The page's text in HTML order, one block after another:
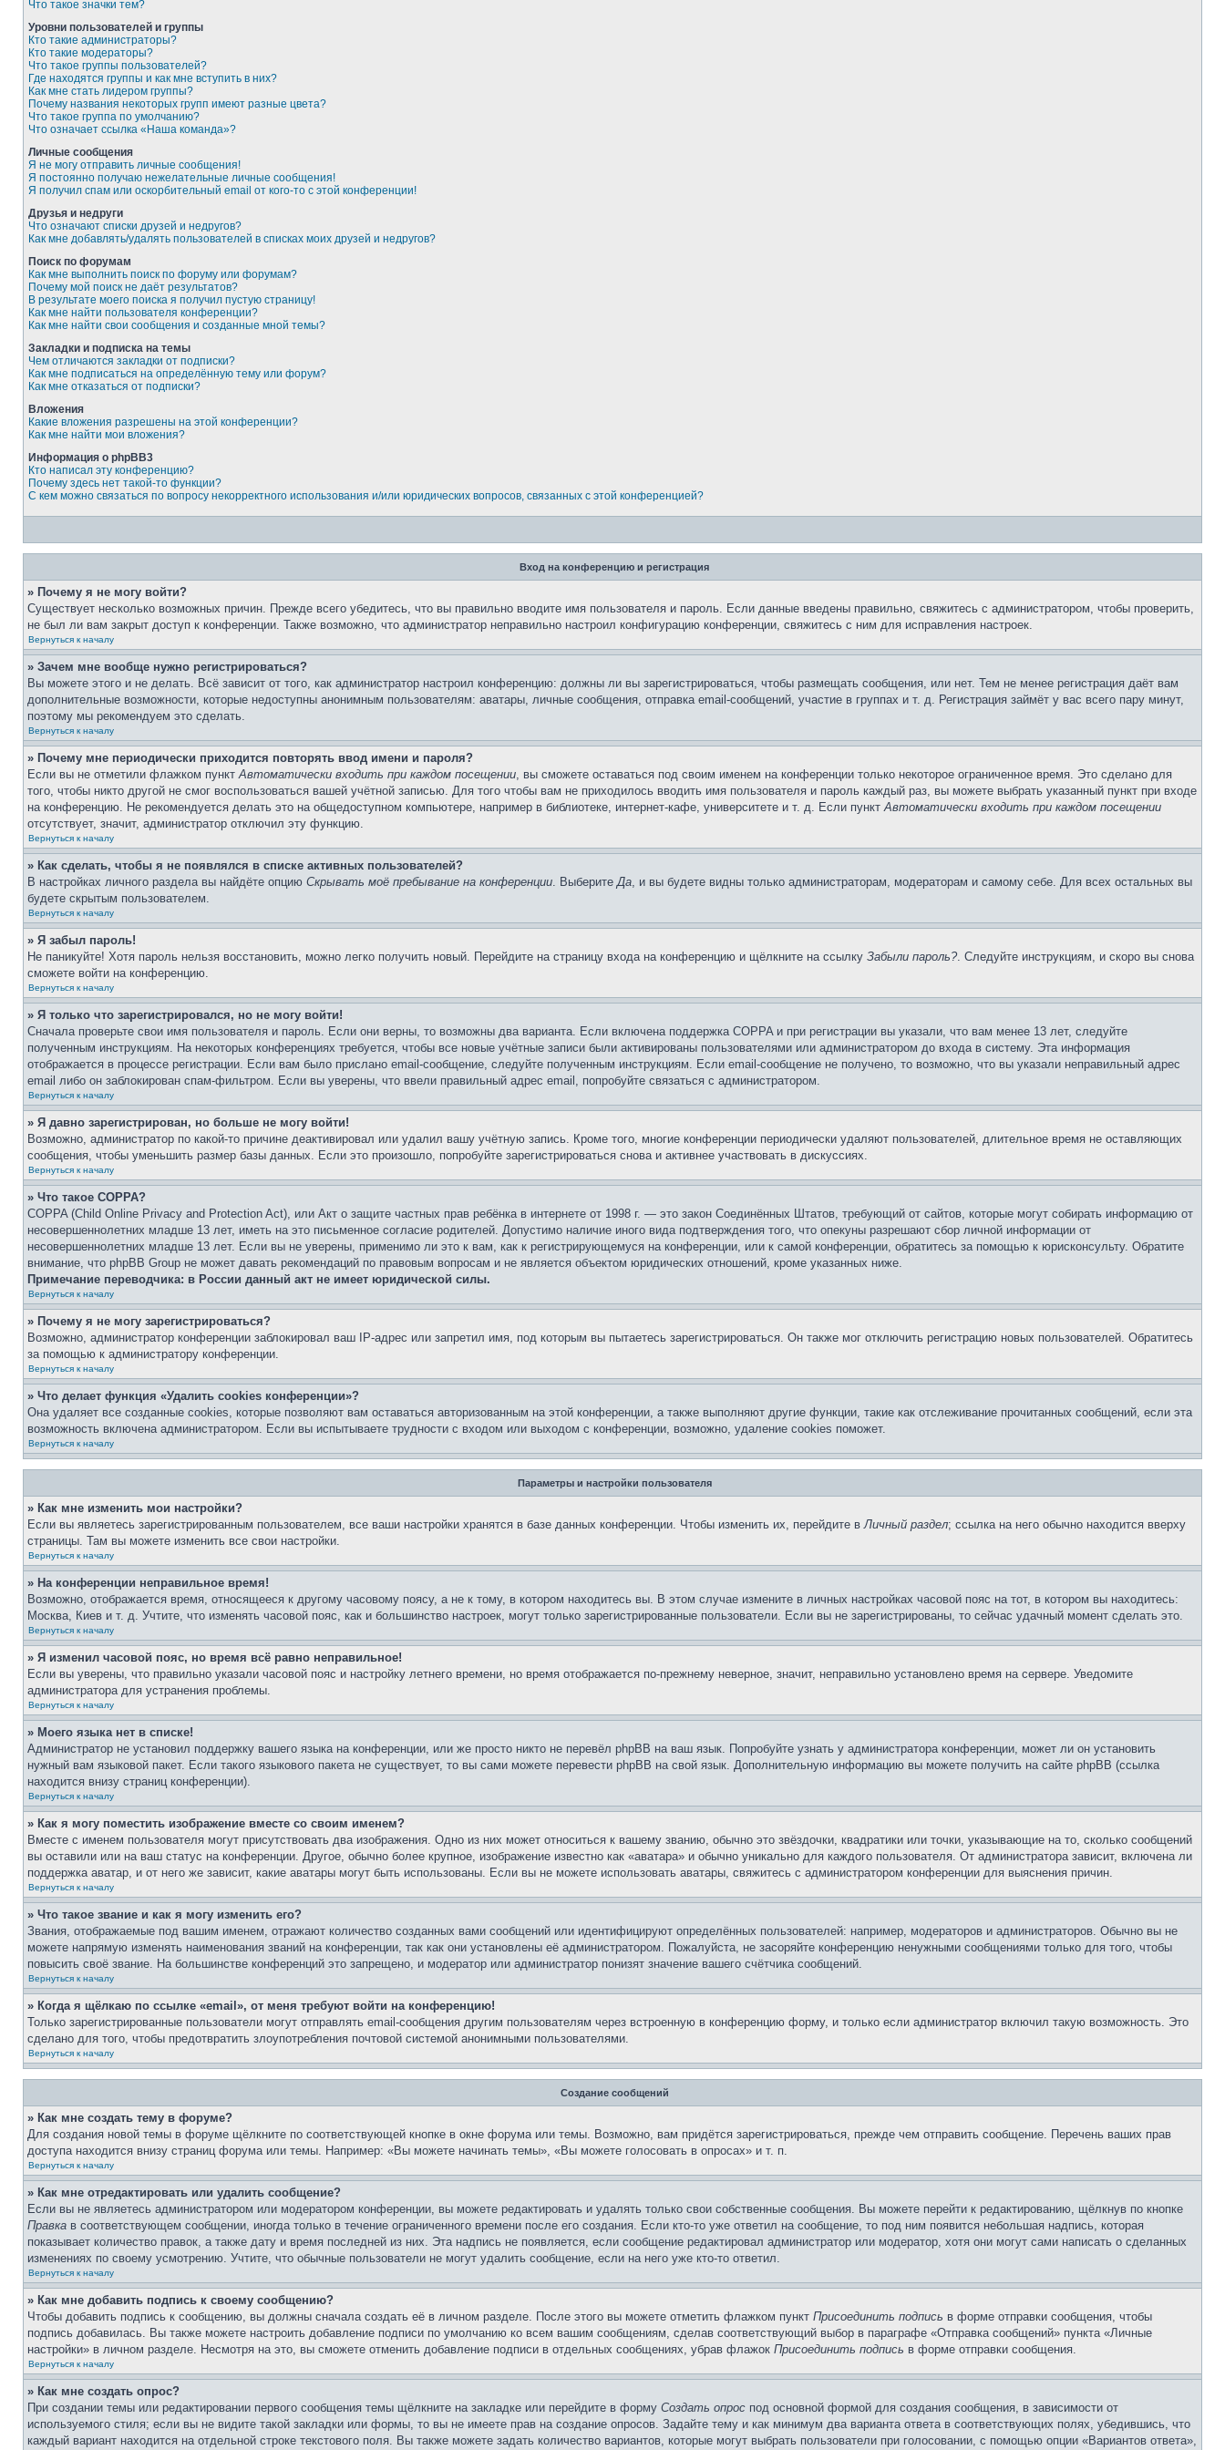
Что такое значки тем?
Уровни пользователей и группы
Кто такие администраторы?
Кто такие модераторы?
Что такое группы пользователей?
Где находятся группы и как мне вступить в них?
Как мне стать лидером группы?
Почему названия некоторых групп имеют разные цвета?
Что такое группа по умолчанию?
Что означает ссылка «Наша команда»?
Личные сообщения
Я не могу отправить личные сообщения!
Я постоянно получаю нежелательные личные сообщения!
Я получил спам или оскорбительный email от кого-то с этой конференции!
Друзья и недруги
Что означают списки друзей и недругов?
Как мне добавлять/удалять пользователей в списках моих друзей и недругов?
Поиск по форумам
Как мне выполнить поиск по форуму или форумам?
Почему мой поиск не даёт результатов?
В результате моего поиска я получил пустую страницу!
Как мне найти пользователя конференции?
Как мне найти свои сообщения и созданные мной темы?
Закладки и подписка на темы
Чем отличаются закладки от подписки?
Как мне подписаться на определённую тему или форум?
Как мне отказаться от подписки?
Вложения
Какие вложения разрешены на этой конференции?
Как мне найти мои вложения?
Информация о phpBB3
Кто написал эту конференцию?
Почему здесь нет такой-то функции?
С кем можно связаться по вопросу некорректного использования и/или юридических вопросов, связанных с этой конференцией?
Вход на конференцию и регистрация
» Почему я не могу войти?
Существует несколько возможных причин. Прежде всего убедитесь, что вы правильно вводите имя пользователя и пароль. Если данные введены правильно, свяжитесь с администратором, чтобы проверить,
не был ли вам закрыт доступ к конференции. Также возможно, что администратор неправильно настроил конфигурацию конференции, свяжитесь с ним для исправления настроек.
Вернуться к началу
» Зачем мне вообще нужно регистрироваться?
Вы можете этого и не делать. Всё зависит от того, как администратор настроил конференцию: должны ли вы зарегистрироваться, чтобы размещать сообщения, или нет. Тем не менее регистрация даёт вам
дополнительные возможности, которые недоступны анонимным пользователям: аватары, личные сообщения, отправка email-сообщений, участие в группах и т. д. Регистрация займёт у вас всего пару минут,
поэтому мы рекомендуем это сделать.
Вернуться к началу
» Почему мне периодически приходится повторять ввод имени и пароля?
Если вы не отметили флажком пунктАвтоматически входить при каждом посещении, вы сможете оставаться под своим именем на конференции только некоторое ограниченное время. Это сделано для
того, чтобы никто другой не смог воспользоваться вашей учётной записью. Для того чтобы вам не приходилось вводить имя пользователя и пароль каждый раз, вы можете выбрать указанный пункт при входе
на конференцию. Не рекомендуется делать это на общедоступном компьютере, например в библиотеке, интернет-кафе, университете и т. д. Если пунктАвтоматически входить при каждом посещении
отсутствует, значит, администратор отключил эту функцию.
Вернуться к началу
» Как сделать, чтобы я не появлялся в списке активных пользователей?
В настройках личного раздела вы найдёте опцию Скрывать моё пребывание на конференции. ВыберитеДа, и вы будете видны только администраторам, модераторам и самому себе. Для всех остальных вы
будете скрытым пользователем.
Вернуться к началу
» Я забыл пароль!
Не паникуйте! Хотя пароль нельзя восстановить, можно легко получить новый. Перейдите на страницу входа на конференцию и щёлкните на ссылку Забыли пароль?. Следуйте инструкциям, и скоро вы снова
сможете войти на конференцию.
Вернуться к началу
» Я только что зарегистрировался, но не могу войти!
Сначала проверьте свои имя пользователя и пароль. Если они верны, то возможны два варианта. Если включена поддержка COPPA и при регистрации вы указали, что вам менее 13 лет, следуйте
полученным инструкциям. На некоторых конференциях требуется, чтобы все новые учётные записи были активированы пользователями или администратором до входа в систему. Эта информация
отображается в процессе регистрации. Если вам было прислано email-сообщение, следуйте полученным инструкциям. Если email-сообщение не получено, то возможно, что вы указали неправильный адрес
email либо он заблокирован спам-фильтром. Если вы уверены, что ввели правильный адрес email, попробуйте связаться с администратором.
Вернуться к началу
» Я давно зарегистрирован, но больше не могу войти!
Возможно, администратор по какой-то причине деактивировал или удалил вашу учётную запись. Кроме того, многие конференции периодически удаляют пользователей, длительное время не оставляющих
сообщения, чтобы уменьшить размер базы данных. Если это произошло, попробуйте зарегистрироваться снова и активнее участвовать в дискуссиях.
Вернуться к началу
» Что такое COPPA?
COPPA (Child Online Privacy and Protection Act), или Акт о защите частных прав ребёнка в интернете от 1998 г. — это закон Соединённых Штатов, требующий от сайтов, которые могут собирать информацию от
несовершеннолетних младше 13 лет, иметь на это письменное согласие родителей. Допустимо наличие иного вида подтверждения того, что опекуны разрешают сбор личной информации от
несовершеннолетних младше 13 лет. Если вы не уверены, применимо ли это к вам, как к регистрирующемуся на конференции, или к самой конференции, обратитесь за помощью к юрисконсульту. Обратите
внимание, что phpBB Group не может давать рекомендаций по правовым вопросам и не является объектом юридических отношений, кроме указанных ниже.
Примечание переводчика: в России данный акт не имеет юридической силы.
Вернуться к началу
» Почему я не могу зарегистрироваться?
Возможно, администратор конференции заблокировал ваш IP-адрес или запретил имя, под которым вы пытаетесь зарегистрироваться. Он также мог отключить регистрацию новых пользователей. Обратитесь
за помощью к администратору конференции.
Вернуться к началу
» Что делает функция «Удалить cookies конференции»?
Она удаляет все созданные cookies, которые позволяют вам оставаться авторизованным на этой конференции, а также выполняют другие функции, такие как отслеживание прочитанных сообщений, если эта
возможность включена администратором. Если вы испытываете трудности с входом или выходом с конференции, возможно, удаление cookies поможет.
Вернуться к началу
Параметры и настройки пользователя
» Как мне изменить мои настройки?
Если вы являетесь зарегистрированным пользователем, все ваши настройки хранятся в базе данных конференции. Чтобы изменить их, перейдите вЛичный раздел; ссылка на него обычно находится вверху
страницы. Там вы можете изменить все свои настройки.
Вернуться к началу
» На конференции неправильное время!
Возможно, отображается время, относящееся к другому часовому поясу, а не к тому, в котором находитесь вы. В этом случае измените в личных настройках часовой пояс на тот, в котором вы находитесь:
Москва, Киев и т. д. Учтите, что изменять часовой пояс, как и большинство настроек, могут только зарегистрированные пользователи. Если вы не зарегистрированы, то сейчас удачный момент сделать это.
Вернуться к началу
» Я изменил часовой пояс, но время всё равно неправильное!
Если вы уверены, что правильно указали часовой пояс и настройку летнего времени, но время отображается по-прежнему неверное, значит, неправильно установлено время на сервере. Уведомите
администратора для устранения проблемы.
Вернуться к началу
» Моего языка нет в списке!
Администратор не установил поддержку вашего языка на конференции, или же просто никто не перевёл phpBB на ваш язык. Попробуйте узнать у администратора конференции, может ли он установить
нужный вам языковой пакет. Если такого языкового пакета не существует, то вы сами можете перевести phpBB на свой язык. Дополнительную информацию вы можете получить на сайте phpBB (ссылка
находится внизу страниц конференции).
Вернуться к началу
» Как я могу поместить изображение вместе со своим именем?
Вместе с именем пользователя могут присутствовать два изображения. Одно из них может относиться к вашему званию, обычно это звёздочки, квадратики или точки, указывающие на то, сколько сообщений
вы оставили или на ваш статус на конференции. Другое, обычно более крупное, изображение известно как «аватара» и обычно уникально для каждого пользователя. От администратора зависит, включена ли
поддержка аватар, и от него же зависит, какие аватары могут быть использованы. Если вы не можете использовать аватары, свяжитесь с администратором конференции для выяснения причин.
Вернуться к началу
» Что такое звание и как я могу изменить его?
Звания, отображаемые под вашим именем, отражают количество созданных вами сообщений или идентифицируют определённых пользователей: например, модераторов и администраторов. Обычно вы не
можете напрямую изменять наименования званий на конференции, так как они установлены её администратором. Пожалуйста, не засоряйте конференцию ненужными сообщениями только для того, чтобы
повысить своё звание. На большинстве конференций это запрещено, и модератор или администратор понизят значение вашего счётчика сообщений.
Вернуться к началу
» Когда я щёлкаю по ссылке «email», от меня требуют войти на конференцию!
Только зарегистрированные пользователи могут отправлять email-сообщения другим пользователям через встроенную в конференцию форму, и только если администратор включил такую возможность. Это
сделано для того, чтобы предотвратить злоупотребления почтовой системой анонимными пользователями.
Вернуться к началу
Создание сообщений
» Как мне создать тему в форуме?
Для создания новой темы в форуме щёлкните по соответствующей кнопке в окне форума или темы. Возможно, вам придётся зарегистрироваться, прежде чем отправить сообщение. Перечень ваших прав
доступа находится внизу страниц форума или темы. Например: «Вы можете начинать темы», «Вы можете голосовать в опросах» и т. п.
Вернуться к началу
» Как мне отредактировать или удалить сообщение?
Если вы не являетесь администратором или модератором конференции, вы можете редактировать и удалять только свои собственные сообщения. Вы можете перейти к редактированию, щёлкнув по кнопке
Правка в соответствующем сообщении, иногда только в течение ограниченного времени после его создания. Если кто-то уже ответил на сообщение, то под ним появится небольшая надпись, которая
показывает количество правок, а также дату и время последней из них. Эта надпись не появляется, если сообщение редактировал администратор или модератор, хотя они могут сами написать о сделанных
изменениях по своему усмотрению. Учтите, что обычные пользователи не могут удалить сообщение, если на него уже кто-то ответил.
Вернуться к началу
» Как мне добавить подпись к своему сообщению?
Чтобы добавить подпись к сообщению, вы должны сначала создать её в личном разделе. После этого вы можете отметить флажком пункт Присоединить подпись в форме отправки сообщения, чтобы
подпись добавилась. Вы также можете настроить добавление подписи по умолчанию ко всем вашим сообщениям, сделав соответствующий выбор в параграфе «Отправка сообщений» пункта «Личные
настройки» в личном разделе. Несмотря на это, вы сможете отменить добавление подписи в отдельных сообщениях, убрав флажок Присоединить подпись в форме отправки сообщения.
Вернуться к началу
» Как мне создать опрос?
При создании темы или редактировании первого сообщения темы щёлкните на закладке или перейдите в форму Создать опрос под основной формой для создания сообщения, в зависимости от
используемого стиля; если вы не видите такой закладки или формы, то вы не имеете прав на создание опросов. Задайте тему и как минимум два варианта ответа в соответствующих полях, убедившись, что
каждый вариант находится на отдельной строке текстового поля. Вы также можете задать количество вариантов, которые могут выбрать пользователи при голосовании, с помощью опции «Вариантов ответа»,